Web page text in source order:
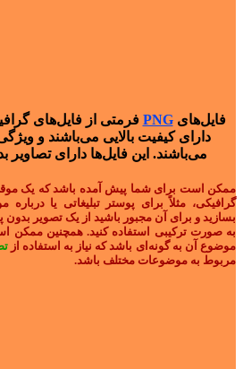
فایل‌هایPNG فرمتی از فایل‌های
دارای کیفیت بالایی می‌باشند و
می‌باشند. این فایل‌ها دارای
ممکن است برای شما پیش آمده باشد که یک
گرافیکی، مثلاً برای پوستر تبلیغاتی یا
بسازید و برای آن مجبور باشید از یک تصویر بدون
به صورت ترکیبی استفاده کنید. همچنین ممکن
موضوع آن به گونه‌ای باشد که نیاز به استفاده از
مربوط به موضوعات مختلف باشد.